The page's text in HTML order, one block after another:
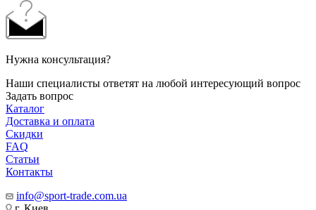
Нужна консультация?
Наши специалисты ответят на любой интересующий вопрос
Задать вопрос
Каталог
Доставка и оплата
Скидки
FAQ
Статьи
Контакты
info@sport-trade.com.ua